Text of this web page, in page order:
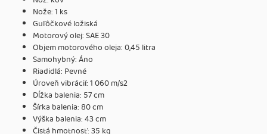
Nože: 1 ks
Guľôčkové ložiská
Motorový olej: SAE 30
Objem motorového oleja: 0,45 litra
Samohybný: Áno
Riadidlá: Pevné
Úroveň vibrácií: 1 060 m/s2
Dĺžka balenia: 57 cm
Šírka balenia: 80 cm
Výška balenia: 43 cm
Čistá hmotnosť: 35 kg